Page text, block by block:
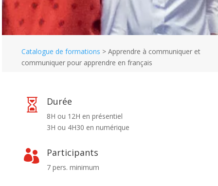
Catalogue de formations > Apprendre à communiquer et
communiquer pour apprendre en français
 Durée
8H ou 12H en présentiel
3H ou 4H30 en numérique
 Participants
7 pers. minimum